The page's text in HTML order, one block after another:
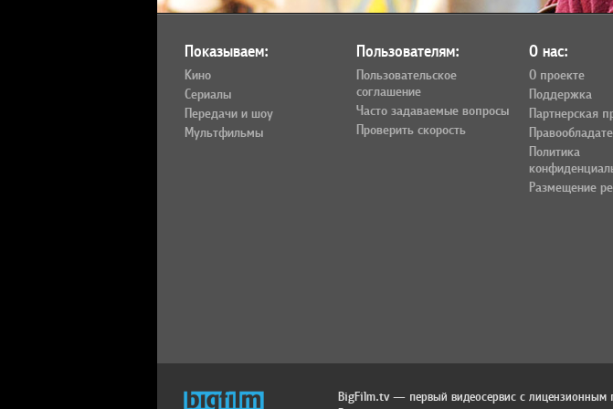
Показываем:
Кино
Сериалы
Передачи и шоу
Мультфильмы
Пользователям:
Пользовательское
соглашение
Часто задаваемые вопросы
Проверить скорость
О нас:
О проекте
Поддержка
Партнерская
Политика
Размещение
BigFilm.tv — первый видеосервис с лицензионным